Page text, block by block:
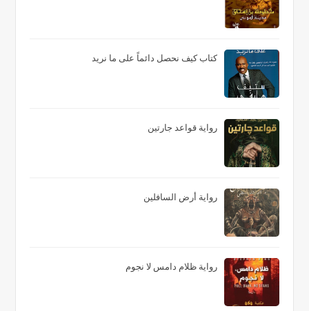
كتاب كيف نحصل دائماً على ما نريد
رواية قواعد جارتين
رواية أرض السافلين
رواية ظلام دامس لا نجوم